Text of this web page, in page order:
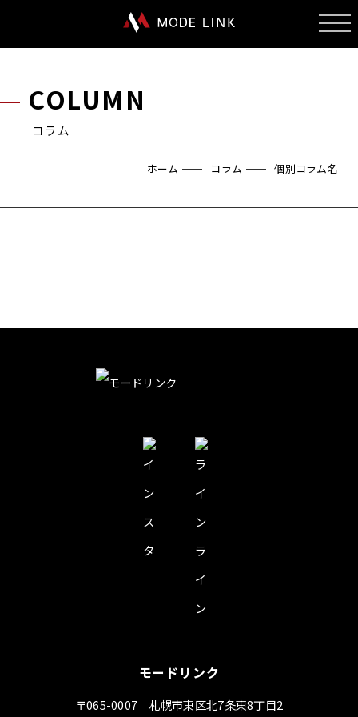
COLUMN
コラム
ホーム コラム 個別コラム名
モードリンク
〒065-0007 札幌市東区北7条東8丁目2